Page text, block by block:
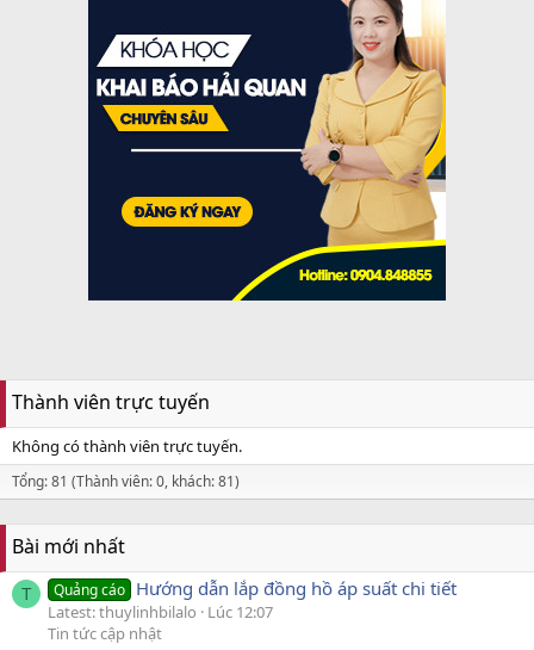
Thành viên trực tuyến
Không có thành viên trực tuyến.
Tổng: 81 (Thành viên: 0, khách: 81)
Bài mới nhất
T Quảng cáo Hướng dẫn lắp đồng hồ áp suất chi tiết
Latest: thuylinhbilalo
Lúc 12:07
Tin tức cập nhật